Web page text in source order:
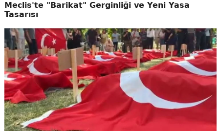
Meclis'te "Barikat" Gerginliği ve Yeni Yasa
Tasarısı